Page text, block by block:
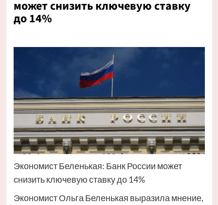
может снизить ключевую ставку
до 14%
Экономист Беленькая: Банк России может
снизить ключевую ставку до 14%
Экономист Ольга Беленькая выразила мнение,